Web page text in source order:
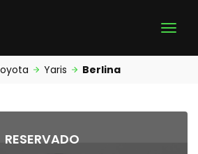
Yaris Berlina
RESERVADO